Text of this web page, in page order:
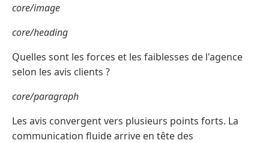
core/image
core/heading
Quelles sont les forces et les faiblesses de l'agence
selon les avis clients ?
core/paragraph
Les avis convergent vers plusieurs points forts. La
communication fluide arrive en tête des